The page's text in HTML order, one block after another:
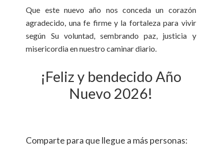
Que este nuevo año nos conceda un corazón
agradecido, una fe firme y la fortaleza para vivir
según Su voluntad, sembrando paz, justicia y
misericordia en nuestro caminar diario.
¡Feliz y bendecido Año
Nuevo 2026!
Comparte para que llegue a más personas: